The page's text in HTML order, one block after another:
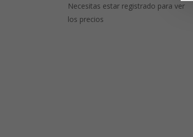
Necesitas estar registrado para ver
los precios